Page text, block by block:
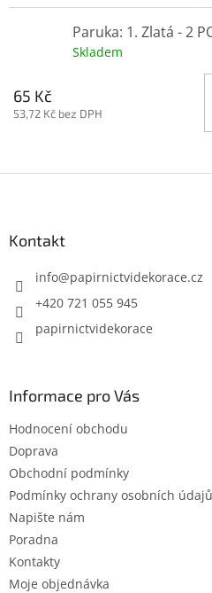
Paruka: 1. Zlatá - 2
Skladem
65 Kč
53,72 Kč bez DPH
Kontakt
info@papirnictvidekorace.cz
+420 721 055 945
papirnictvidekorace
Informace pro Vás
Hodnocení obchodu
Doprava
Obchodní podmínky
Podmínky ochrany osobních údajů
Napište nám
Poradna
Kontakty
Moje objednávka